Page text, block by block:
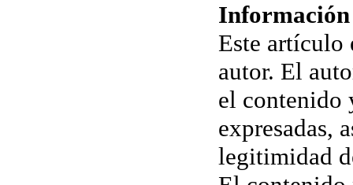
Este artículo
autor. El
el contenido
expresadas,
legitimidad